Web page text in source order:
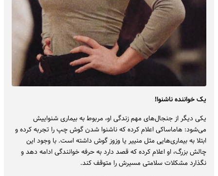
یک خواننده ناشنوا!
یکی دیگر از جنجال‌های مهم زندگی او، مربوط به بیماری شنواییش
می‌شود: هاماساکی اعلام کرده که ناشنوا شدن گوش چپ را تجربه کرده و
ابتلا به بیماری‌هایی مثل منییر یا وزوز گوش داشته است. با وجود این
چالش بزرگ، او اعلام کرده که قصد دارد به حرفه خوانندگی ادامه دهد و
نگذارد مشکلات سلامتی مسیرش را متوقف کند.